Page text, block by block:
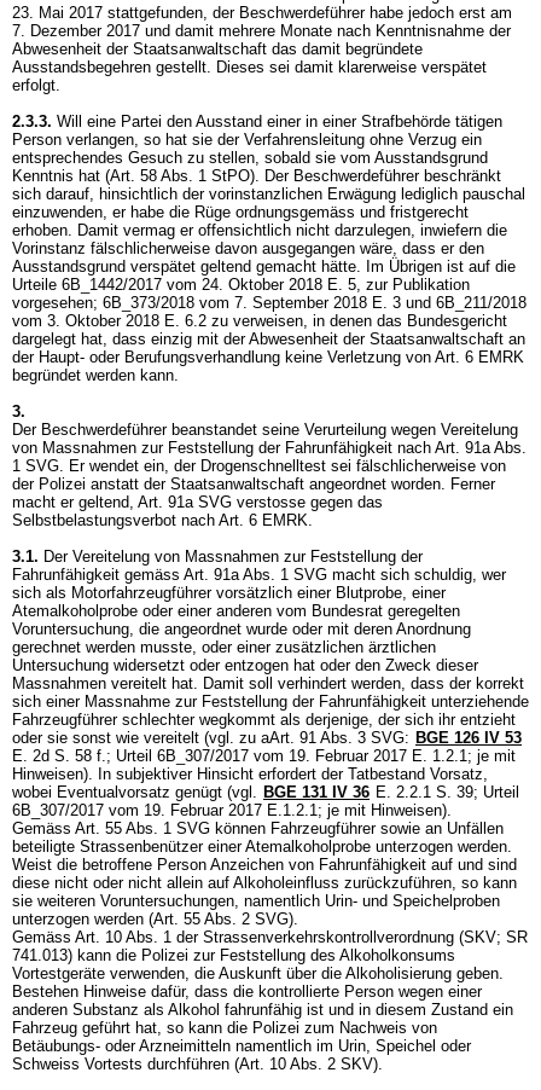
23. Mai 2017 stattgefunden, der Beschwerdeführer habe jedoch erst am
7. Dezember 2017 und damit mehrere Monate nach Kenntnisnahme der
Abwesenheit der Staatsanwaltschaft das damit begründete
Ausstandsbegehren gestellt. Dieses sei damit klarerweise verspätet
erfolgt.
2.3.3. Will eine Partei den Ausstand einer in einer Strafbehörde tätigen
Person verlangen, so hat sie der Verfahrensleitung ohne Verzug ein
entsprechendes Gesuch zu stellen, sobald sie vom Ausstandsgrund
Kenntnis hat (Art. 58 Abs. 1 StPO). Der Beschwerdeführer beschränkt
sich darauf, hinsichtlich der vorinstanzlichen Erwägung lediglich pauschal
einzuwenden, er habe die Rüge ordnungsgemäss und fristgerecht
erhoben. Damit vermag er offensichtlich nicht darzulegen, inwiefern die
Vorinstanz fälschlicherweise davon ausgegangen wäre, dass er den
Ausstandsgrund verspätet geltend gemacht hätte. Im Übrigen ist auf die
Urteile 6B_1442/2017 vom 24. Oktober 2018 E. 5, zur Publikation
vorgesehen; 6B_373/2018 vom 7. September 2018 E. 3 und 6B_211/2018
vom 3. Oktober 2018 E. 6.2 zu verweisen, in denen das Bundesgericht
dargelegt hat, dass einzig mit der Abwesenheit der Staatsanwaltschaft an
der Haupt- oder Berufungsverhandlung keine Verletzung von Art. 6 EMRK
begründet werden kann.
3.
Der Beschwerdeführer beanstandet seine Verurteilung wegen Vereitelung
von Massnahmen zur Feststellung der Fahrunfähigkeit nach Art. 91a Abs.
1 SVG. Er wendet ein, der Drogenschnelltest sei fälschlicherweise von
der Polizei anstatt der Staatsanwaltschaft angeordnet worden. Ferner
macht er geltend, Art. 91a SVG verstosse gegen das
Selbstbelastungsverbot nach Art. 6 EMRK.
3.1. Der Vereitelung von Massnahmen zur Feststellung der
Fahrunfähigkeit gemäss Art. 91a Abs. 1 SVG macht sich schuldig, wer
sich als Motorfahrzeugführer vorsätzlich einer Blutprobe, einer
Atemalkoholprobe oder einer anderen vom Bundesrat geregelten
Voruntersuchung, die angeordnet wurde oder mit deren Anordnung
gerechnet werden musste, oder einer zusätzlichen ärztlichen
Untersuchung widersetzt oder entzogen hat oder den Zweck dieser
Massnahmen vereitelt hat. Damit soll verhindert werden, dass der korrekt
sich einer Massnahme zur Feststellung der Fahrunfähigkeit unterziehende
Fahrzeugführer schlechter wegkommt als derjenige, der sich ihr entzieht
oder sie sonst wie vereitelt (vgl. zu aArt. 91 Abs. 3 SVG: BGE 126 IV 53
E. 2d S. 58 f.; Urteil 6B_307/2017 vom 19. Februar 2017 E. 1.2.1; je mit
Hinweisen). In subjektiver Hinsicht erfordert der Tatbestand Vorsatz,
wobei Eventualvorsatz genügt (vgl. BGE 131 IV 36 E. 2.2.1 S. 39; Urteil
6B_307/2017 vom 19. Februar 2017 E.1.2.1; je mit Hinweisen).
Gemäss Art. 55 Abs. 1 SVG können Fahrzeugführer sowie an Unfällen
beteiligte Strassenbenützer einer Atemalkoholprobe unterzogen werden.
Weist die betroffene Person Anzeichen von Fahrunfähigkeit auf und sind
diese nicht oder nicht allein auf Alkoholeinfluss zurückzuführen, so kann
sie weiteren Voruntersuchungen, namentlich Urin- und Speichelproben
unterzogen werden (Art. 55 Abs. 2 SVG).
Gemäss Art. 10 Abs. 1 der Strassenverkehrskontrollverordnung (SKV; SR
741.013) kann die Polizei zur Feststellung des Alkoholkonsums
Vortestgeräte verwenden, die Auskunft über die Alkoholisierung geben.
Bestehen Hinweise dafür, dass die kontrollierte Person wegen einer
anderen Substanz als Alkohol fahrunfähig ist und in diesem Zustand ein
Fahrzeug geführt hat, so kann die Polizei zum Nachweis von
Betäubungs- oder Arzneimitteln namentlich im Urin, Speichel oder
Schweiss Vortests durchführen (Art. 10 Abs. 2 SKV).